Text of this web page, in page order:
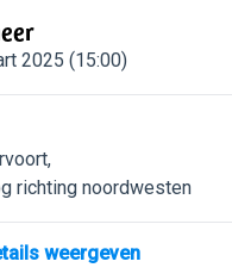
2025 (15:00)
,
richting noordwesten
weergeven